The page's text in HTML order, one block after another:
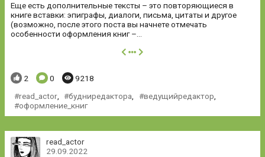
Еще есть дополнительные тексты – это повторяющиеся в
книге вставки: эпиграфы, диалоги, письма, цитаты и другое
(возможно, после этого поста вы начнете отмечать
особенности оформления книг –...
далее
Понравилось:
2 Комментариев:
0 Просмотров:
9218
read_actor, будниредактора, ведущийредактор,
оформление_книг
read_actor
29.09.2022